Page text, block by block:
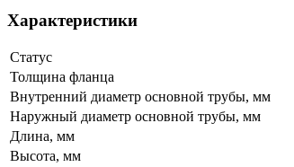
Характеристики
Статус
Толщина фланца
Внутренний диаметр основной трубы, мм
Наружный диаметр основной трубы, мм
Длина, мм
Высота, мм